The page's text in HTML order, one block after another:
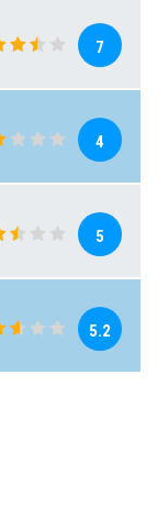
7
4
5
5.2